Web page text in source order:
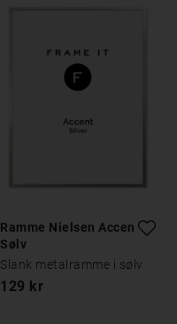
Ramme Nielsen Accent
Sølv
Slank metalramme i sølv
129 kr